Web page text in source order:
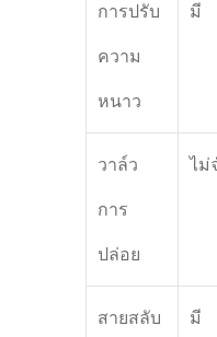
การปรับ
ความ
หนาว
มี
วาล์ว
การ
ปล่อย
ไม่
สายสลับ มี